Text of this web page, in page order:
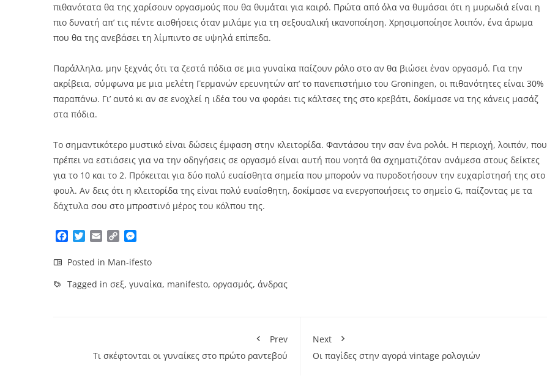
πιθανότατα θα της χαρίσουν οργασμούς που θα θυμάται για καιρό. Πρώτα από όλα να θυμάσαι ότι η μυρωδιά είναι η
πιο δυνατή απ’ τις πέντε αισθήσεις όταν μιλάμε για τη σεξουαλική ικανοποίηση. Χρησιμοποίησε λοιπόν, ένα άρωμα
που θα της ανεβάσει τη λίμπιντο σε υψηλά επίπεδα.
Παράλληλα, μην ξεχνάς ότι τα ζεστά πόδια σε μια γυναίκα παίζουν ρόλο στο αν θα βιώσει έναν οργασμό. Για την
ακρίβεια, σύμφωνα με μια μελέτη Γερμανών ερευνητών απ’ το πανεπιστήμιο του Groningen, οι πιθανότητες είναι 30%
παραπάνω. Γι’ αυτό κι αν σε ενοχλεί η ιδέα του να φοράει τις κάλτσες της στο κρεβάτι, δοκίμασε να της κάνεις μασάζ
στα πόδια.
Το σημαντικότερο μυστικό είναι δώσεις έμφαση στην κλειτορίδα. Φαντάσου την σαν ένα ρολόι. Η περιοχή, λοιπόν, που
πρέπει να εστιάσεις για να την οδηγήσεις σε οργασμό είναι αυτή που νοητά θα σχηματιζόταν ανάμεσα στους δείκτες
για το 10 και το 2. Πρόκειται για δύο πολύ ευαίσθητα σημεία που μπορούν να πυροδοτήσουν την ευχαρίστησή της στο
φουλ. Αν δεις ότι η κλειτορίδα της είναι πολύ ευαίσθητη, δοκίμασε να ενεργοποιήσεις το σημείο G, παίζοντας με τα
δάχτυλα σου στο μπροστινό μέρος του κόλπου της.
Facebook
TwitterEmailCopy
Posted in Man-ifesto
Tagged in σεξ, γυναίκα, manifesto, οργασμός, άνδρας
Prev
Τι σκέφτονται οι γυναίκες στο πρώτο ραντεβού
Next
Οι παγίδες στην αγορά vintage ρολογιών